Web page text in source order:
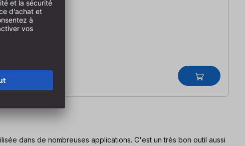
dans de nombreuses applications. C'est un très bon outil aussi